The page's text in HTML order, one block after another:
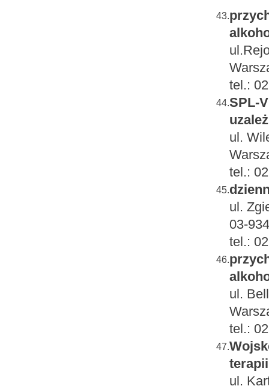
43.
tel.:
44.SPL-
ul.
tel.:
45.
ul.
03-
tel.:
46.
ul.
tel.:
47.
ul.